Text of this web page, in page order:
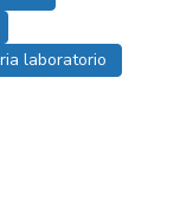
laboratorio